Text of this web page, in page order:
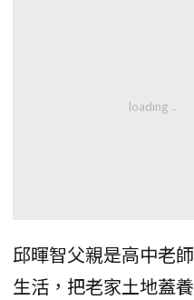
邱暉智父親是高中老
生活，把老家土地蓋